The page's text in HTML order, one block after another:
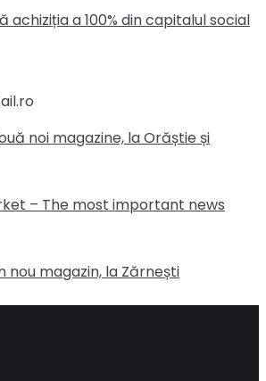
achiziția a 100% din capitalul social
noi magazine, la Orăștie și
– The most important news
nou magazin, la Zărnești